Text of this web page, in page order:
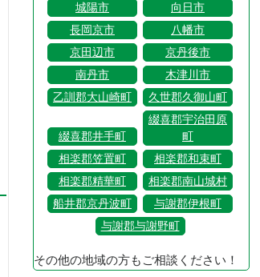
城陽市
向日市
長岡京市
八幡市
京田辺市
京丹後市
南丹市
木津川市
乙訓郡大山崎町
久世郡久御山町
綴喜郡井手町
綴喜郡宇治田原
町
相楽郡笠置町
相楽郡和束町
相楽郡精華町
相楽郡南山城村
船井郡京丹波町
与謝郡伊根町
与謝郡与謝野町
その他の地域の方もご相談ください！